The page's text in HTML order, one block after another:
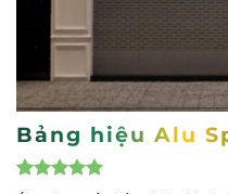
Bảng hiệu Alu